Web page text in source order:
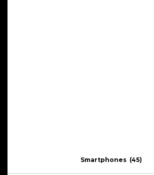
Smartphones (45)